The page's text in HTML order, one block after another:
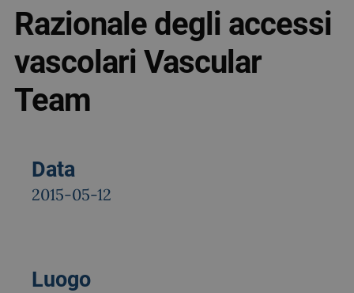
Razionale degli accessi
vascolari Vascular
Team
Data
2015-05-12
Luogo